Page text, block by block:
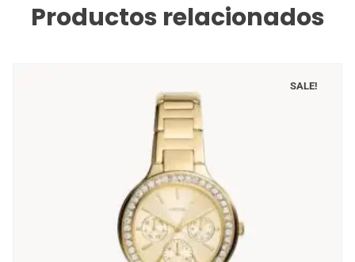
Productos relacionados
SALE!